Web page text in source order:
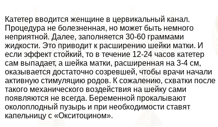
Катетер вводится женщине в цервикальный канал.
Процедypa не болезненная, но может быть немного
неприятной. Далее, заполняется 30-60 граммами
жидкости. Это приводит к расширению шейки матки. И
если эффект стойкий, то в течение 12-24 часов катетер
сам выпадает, а шейка матки, расширенная на 3-4 см,
оказывается достаточно созревшей, чтобы врачи начали
активную стимуляцию родов. К сожалению, схватки после
такого механического воздействия на шейку сами
появляются не всегда. Беременной прокалывают
околоплодный пузырь и при необходимости ставят
капельницу с «Окситоцином».